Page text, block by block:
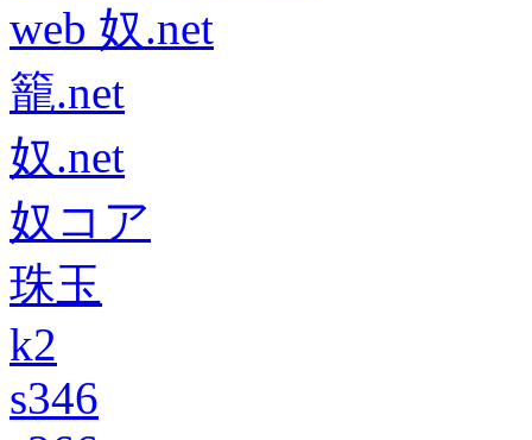
web 奴.net
籠.net
奴.net
奴コア
珠玉
k2
s346